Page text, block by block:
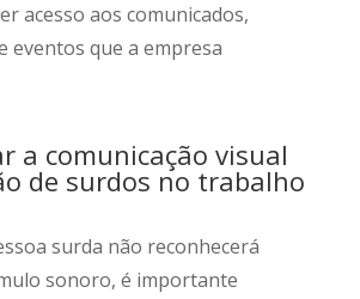
acesso aos comunicados,
eventos que a empresa
a comunicação visual
de surdos no trabalho
surda não reconhecerá
sonoro, é importante